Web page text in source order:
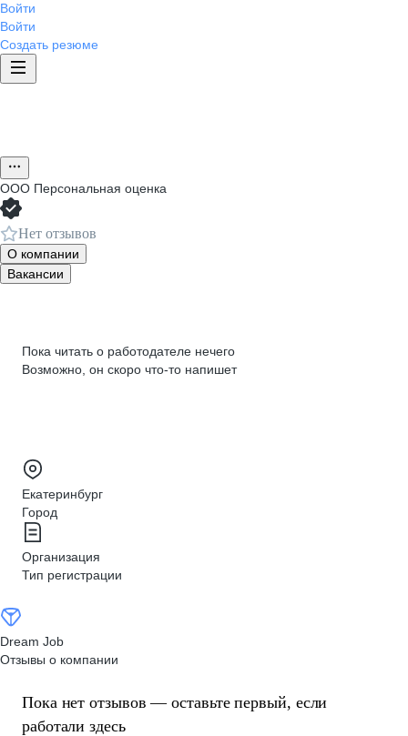
Войти
Войти
Создать резюме
ООО Персональная оценка
Нет отзывов
О компании
Вакансии
Пока читать о работодателе нечего
Возможно, он скоро что‑то напишет
Екатеринбург
Город
Организация
Тип регистрации
Dream Job
Отзывы о компании
Пока нет отзывов — оставьте первый, если
работали здесь